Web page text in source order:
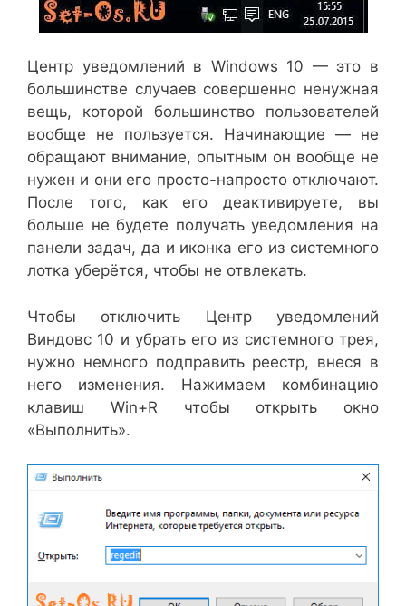
Центр уведомлений в Windows 10 — это в
большинстве случаев совершенно ненужная
вещь, которой большинство пользователей
вообще не пользуется. Начинающие — не
обращают внимание, опытным он вообще не
нужен и они его просто-напросто отключают.
После того, как его деактивируете, вы
больше не будете получать уведомления на
панели задач, да и иконка его из системного
лотка уберётся, чтобы не отвлекать.
Чтобы отключить Центр уведомлений
Виндовс 10 и убрать его из системного трея,
нужно немного подправить реестр, внеся в
него изменения. Нажимаем комбинацию
клавиш Win+R чтобы открыть окно
«Выполнить».